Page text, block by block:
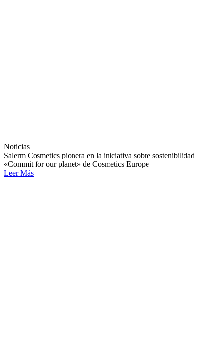
Noticias
Salerm Cosmetics pionera en la iniciativa sobre sostenibilidad
«Commit for our planet» de Cosmetics Europe
Leer Más